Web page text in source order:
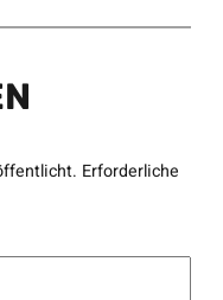
Erforderliche